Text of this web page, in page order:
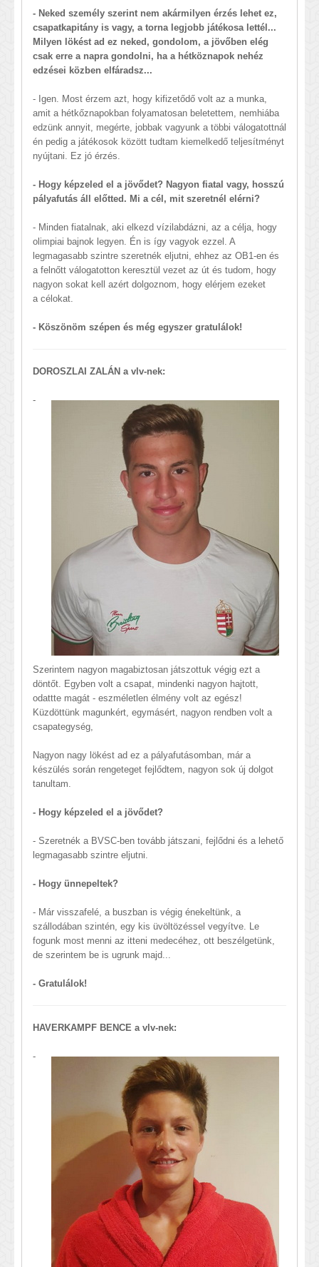
- Neked személy szerint nem akármilyen érzés lehet ez,
csapatkapitány is vagy, a torna legjobb játékosa lettél...
Milyen lökést ad ez neked, gondolom, a jövőben elég
csak erre a napra gondolni, ha a hétköznapok nehéz
edzései közben elfáradsz...
- Igen. Most érzem azt, hogy kifizetődő volt az a munka,
amit a hétkőznapokban folyamatosan beletettem, nemhiába
edzünk annyit, megérte, jobbak vagyunk a többi válogatottnál
én pedig a játékosok között tudtam kiemelkedő teljesítményt
nyújtani. Ez jó érzés.
- Hogy képzeled el a jövődet? Nagyon fiatal vagy, hosszú
pályafutás áll előtted. Mi a cél, mit szeretnél elérni?
- Minden fiatalnak, aki elkezd vízilabdázni, az a célja, hogy
olimpiai bajnok legyen. Én is így vagyok ezzel. A
legmagasabb szintre szeretnék eljutni, ehhez az OB1-en és
a felnőtt válogatotton keresztül vezet az út és tudom, hogy
nagyon sokat kell azért dolgoznom, hogy elérjem ezeket
a célokat.
- Köszönöm szépen és még egyszer gratulálok!
DOROSZLAI ZALÁN a vlv-nek:
-
Szerintem nagyon magabiztosan játszottuk végig ezt a
döntőt. Egyben volt a csapat, mindenki nagyon hajtott,
odattte magát - eszméletlen élmény volt az egész!
Küzdöttünk magunkért, egymásért, nagyon rendben volt a
csapategység,
Nagyon nagy lökést ad ez a pályafutásomban, már a
készülés során rengeteget fejlődtem, nagyon sok új dolgot
tanultam.
- Hogy képzeled el a jövődet?
- Szeretnék a BVSC-ben tovább játszani, fejlődni és a lehető
legmagasabb szintre eljutni.
- Hogy ünnepeltek?
- Már visszafelé, a buszban is végig énekeltünk, a
szállodában szintén, egy kis üvöltözéssel vegyítve. Le
fogunk most menni az itteni medecéhez, ott beszélgetünk,
de szerintem be is ugrunk majd...
- Gratulálok!
HAVERKAMPF BENCE a vlv-nek:
-